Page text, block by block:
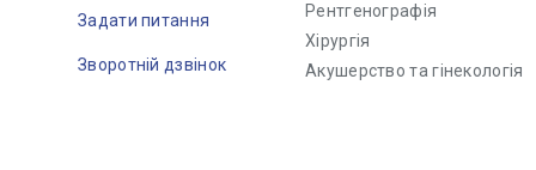
Задати питання
Зворотній дзвінок
Рентгенографія
Хірургія
Акушерство та гінекологія